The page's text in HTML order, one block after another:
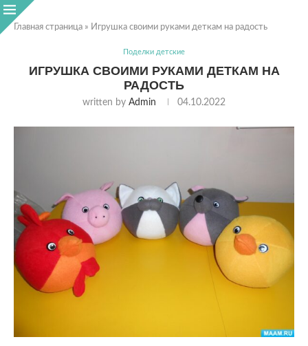
Главная страница » Игрушка своими руками деткам на радость
Поделки детские
ИГРУШКА СВОИМИ РУКАМИ ДЕТКАМ НА
РАДОСТЬ
written by Admin 04.10.2022